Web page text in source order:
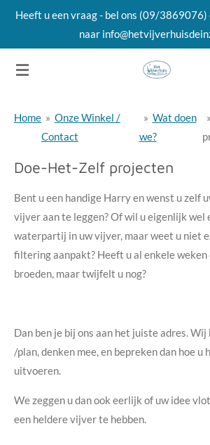
Ga
de
Heeft u een vraag - bel ons (09/
naar
Home » Onze Winkel /
Contact
» Wat doen
we?
»
Doe-Het-Zelf projecten
Bent u een handige Harry en wenst u zelf
vijver aan te leggen? Of wil u eigenlijk wel
waterpartij in uw vijver, maar weet u niet
filtering aanpakt? Heeft u al enkele
broeden, maar twijfelt u nog?
Dan ben je bij ons aan het juiste adres.
/plan, denken mee, en bepreken dan hoe u
uitvoeren.
We zeggen u dan ook eerlijk of uw idee
een heldere vijver te hebben.